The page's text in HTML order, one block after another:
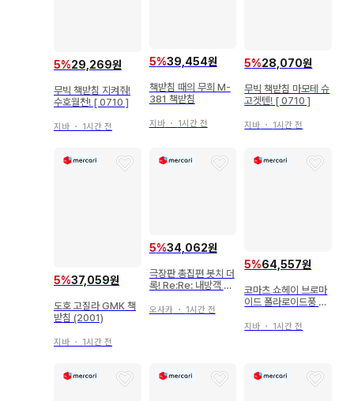
5%29,269원
무빅 책받침 지켜줘!
수호월천! [ 0710 ]
지바 ・ 1시간 전
5%39,454원
책받침 때의 무희 M-
381 책받침
지바・ 1시간 전
5%28,070원
무빅 책받침 마모테 슈
고겟텐! [ 0710 ]
지바 ・ 1시간 전
5%37,059원
도호 고질라 GMK 책
받침 (2001)
지바 ・ 1시간 전
5%34,062원
극장판 총집편 봇치 더
록! Re:Re: 내방객 특
터 케이블 홀더 / 야마
오사카・ 1시간 전
5%64,557원
코마츠 쇼헤이 브로마
이드 폴라로이드풍 카
지바 ・ 1시간 전